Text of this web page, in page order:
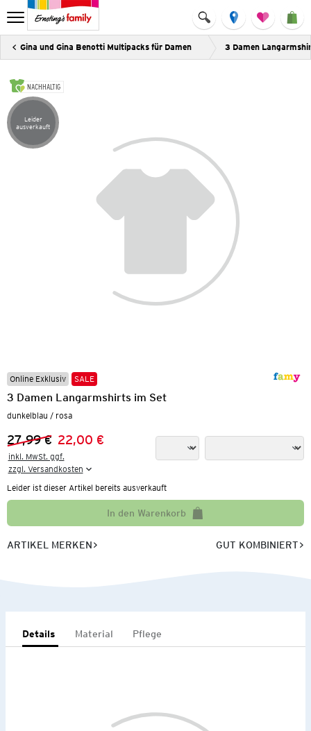
Gina und Gina Benotti Multipacks für Damen 3 Damen
NACHHALTIG
Artikel leider ausverkauft
Leider
ausverkauft
Online Exklusiv SALE
3 Damen Langarmshirts im Set
dunkelblau / rosa
Vorheriger Preis:
27,99 €
Neuer Preis:22,00 €
inkl. MwSt. ggf.
zzgl. Versandkosten
Leider ist dieser Artikel bereits ausverkauft
In den Warenkorb
ARTIKEL MERKEN GUT KOMBINIERT
Details Material Pflege